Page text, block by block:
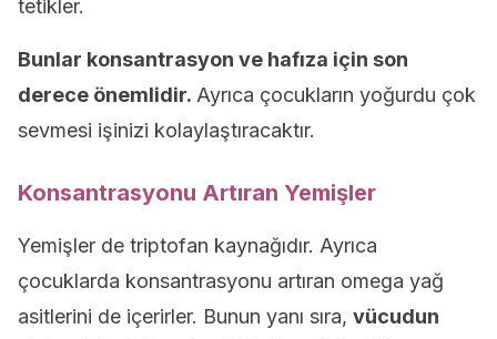
tetikler.
Bunlar konsantrasyon ve hafıza için son
derece önemlidir. Ayrıca çocukların yoğurdu çok
sevmesi işinizi kolaylaştıracaktır.
Konsantrasyonu Artıran Yemişler
Yemişler de triptofan kaynağıdır. Ayrıca
çocuklarda konsantrasyonu artıran omega yağ
asitlerini de içerirler. Bunun yanı sıra, vücudun